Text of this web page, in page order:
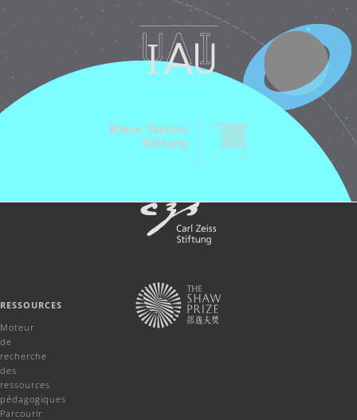
RESSOURCES
Moteur
de
recherche
des
ressources
pédagogiques
Parcourir